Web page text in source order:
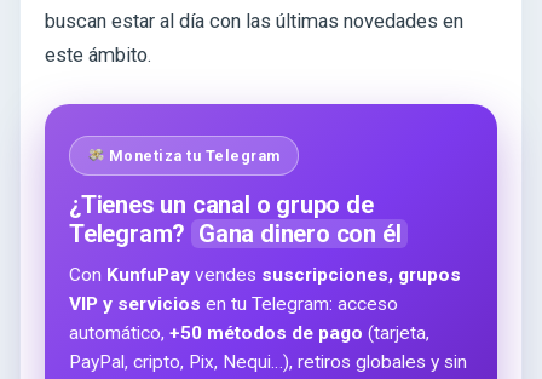
buscan estar al día con las últimas novedades en
este ámbito.
Monetiza tu Telegram
¿Tienes un canal o grupo de
Telegram? Gana dinero con él
Con KunfuPay vendes suscripciones, grupos
VIP y servicios en tu Telegram: acceso
automático, +50 métodos de pago (tarjeta,
PayPal, cripto, Pix, Nequi…), retiros globales y sin